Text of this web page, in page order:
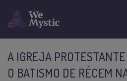
A IGREJA
O BATISMO DE RÉCEM